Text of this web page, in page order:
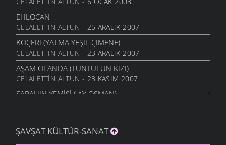
AY DOĞAR
MANILER- 26 MAYIS 2007
AL ELMA
MANILER- 26 MAYIS 2007
ODA YANSIN
MANILER - 26 MAYIS 2007
AÇAR
MANILER- 18 MAYIS 2007
YETIM
MANILER- 18 MAYIS 2007
EHLOCAN
CELALETTIN ALTUN - 25 ARALIK 2007
KOÇERI (YATMA YEŞIL ÇIMENE)
CELALETTIN ALTUN - 23 ARALIK 2007
AŞAM OLANDA (TUNTULUN KIZI)
CELALETTIN ALTUN - 23 KASIM 2007
SABAHIN YEMIŞI ( AY OSMAN)
CELALETTIN ALTUN- 20 KASIM 2007
ŞAVŞAT KÜLTÜR-SANAT